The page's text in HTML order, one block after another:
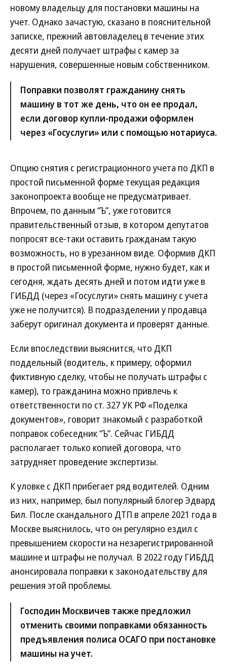
новому владельцу для постановки машины на
учет. Однако зачастую, сказано в пояснительной
записке, прежний автовладелец в течение этих
десяти дней получает штрафы с камер за
нарушения, совершенные новым собственником.
Поправки позволят гражданину снять
машину в тот же день, что он ее продал,
если договор купли-продажи оформлен
через «Госуслуги» или с помощью нотариуса.
Опцию снятия с регистрационного учета по ДКП в
простой письменной форме текущая редакция
законопроекта вообще не предусматривает.
Впрочем, по данным “Ъ”, уже готовится
правительственный отзыв, в котором депутатов
попросят все-таки оставить гражданам такую
возможность, но в урезанном виде. Оформив ДКП
в простой письменной форме, нужно будет, как и
сегодня, ждать десять дней и потом идти уже в
ГИБДД (через «Госуслуги» снять машину с учета
уже не получится). В подразделении у продавца
заберут оригинал документа и проверят данные.
Если впоследствии выяснится, что ДКП
поддельный (водитель, к примеру, оформил
фиктивную сделку, чтобы не получать штрафы с
камер), то гражданина можно привлечь к
ответственности по ст. 327 УК РФ «Поделка
документов», говорит знакомый с разработкой
поправок собеседник “Ъ”. Сейчас ГИБДД
располагает только копией договора, что
затрудняет проведение экспертизы.
К уловке с ДКП прибегает ряд водителей. Одним
из них, например, был популярный блогер Эдвард
Бил. После скандального ДТП в апреле 2021 года в
Москве выяснилось, что он регулярно ездил с
превышением скорости на незарегистрированной
машине и штрафы не получал. В 2022 году ГИБДД
анонсировала поправки к законодательству для
решения этой проблемы.
Господин Москвичев также предложил
отменить своими поправками обязанность
предъявления полиса ОСАГО при постановке
машины на учет.